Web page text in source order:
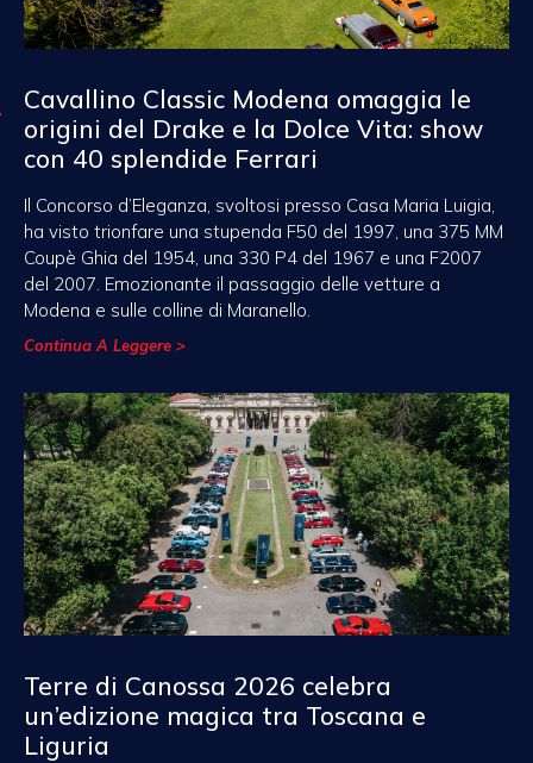
Cavallino Classic Modena omaggia le
origini del Drake e la Dolce Vita: show
con 40 splendide Ferrari
Il Concorso d’Eleganza, svoltosi presso Casa Maria Luigia,
ha visto trionfare una stupenda F50 del 1997, una 375 MM
Coupè Ghia del 1954, una 330 P4 del 1967 e una F2007
del 2007. Emozionante il passaggio delle vetture a
Modena e sulle colline di Maranello.
Continua A Leggere >
Terre di Canossa 2026 celebra
un’edizione magica tra Toscana e
Liguria